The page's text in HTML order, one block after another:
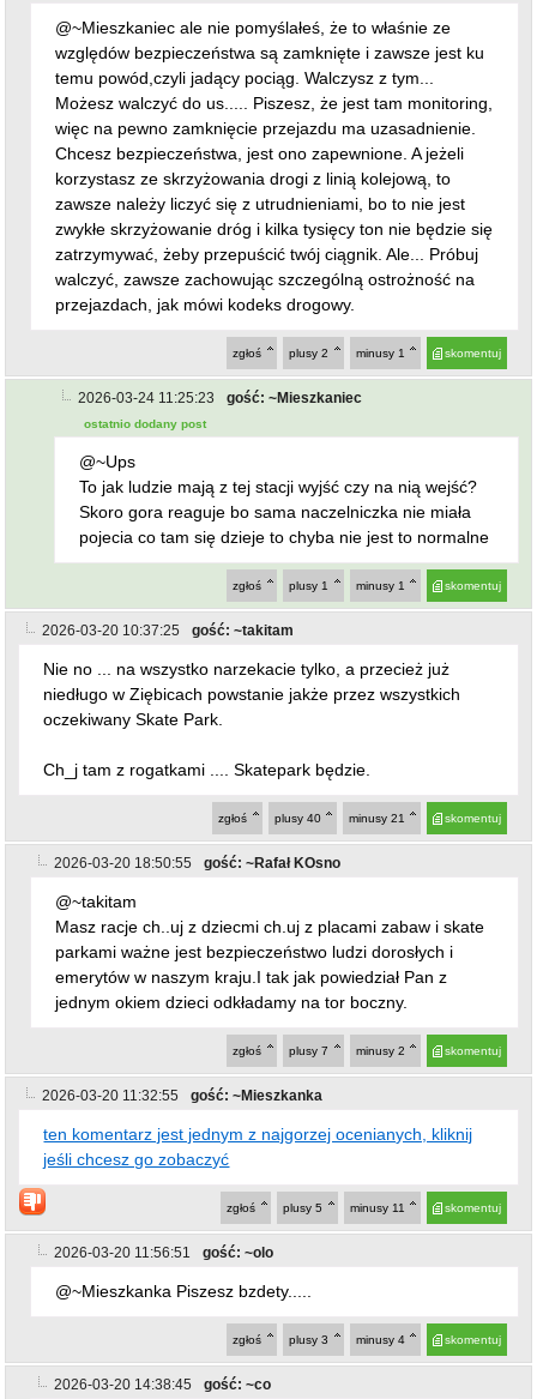
@~Mieszkaniec ale nie pomyślałeś, że to właśnie ze
względów bezpieczeństwa są zamknięte i zawsze jest ku
temu powód,czyli jadący pociąg. Walczysz z tym...
Możesz walczyć do us..... Piszesz, że jest tam monitoring,
więc na pewno zamknięcie przejazdu ma uzasadnienie.
Chcesz bezpieczeństwa, jest ono zapewnione. A jeżeli
korzystasz ze skrzyżowania drogi z linią kolejową, to
zawsze należy liczyć się z utrudnieniami, bo to nie jest
zwykłe skrzyżowanie dróg i kilka tysięcy ton nie będzie się
zatrzymywać, żeby przepuścić twój ciągnik. Ale... Próbuj
walczyć, zawsze zachowując szczególną ostrożność na
przejazdach, jak mówi kodeks drogowy.
skomentuj
minusy 1
plusy 2
zgłoś
2026-03-24 11:25:23 gość: ~Mieszkaniec
ostatnio dodany post
@~Ups
To jak ludzie mają z tej stacji wyjść czy na nią wejść?
Skoro gora reaguje bo sama naczelniczka nie miała
pojecia co tam się dzieje to chyba nie jest to normalne
skomentuj
minusy 1
plusy 1
zgłoś
2026-03-20 10:37:25 gość: ~takitam
Nie no ... na wszystko narzekacie tylko, a przecież już
niedługo w Ziębicach powstanie jakże przez wszystkich
oczekiwany Skate Park.
Ch_j tam z rogatkami .... Skatepark będzie.
skomentuj
minusy 21
plusy 40
zgłoś
2026-03-20 18:50:55 gość: ~Rafał KOsno
@~takitam
Masz racje ch..uj z dziecmi ch.uj z placami zabaw i skate
parkami ważne jest bezpieczeństwo ludzi dorosłych i
emerytów w naszym kraju.I tak jak powiedział Pan z
jednym okiem dzieci odkładamy na tor boczny.
skomentuj
minusy 2
plusy 7
zgłoś
2026-03-20 11:32:55 gość: ~Mieszkanka
ten komentarz jest jednym z najgorzej ocenianych, kliknij
jeśli chcesz go zobaczyć
skomentuj
minusy 11
plusy 5
zgłoś
2026-03-20 11:56:51 gość: ~olo
@~Mieszkanka Piszesz bzdety.....
skomentuj
minusy 4
plusy 3
zgłoś
2026-03-20 14:38:45 gość: ~co